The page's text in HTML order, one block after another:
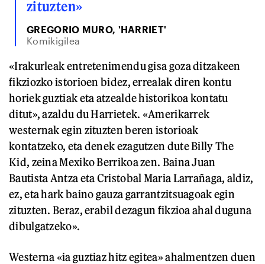
zituzten»
GREGORIO MURO, 'HARRIET'
Komikigilea
«Irakurleak entretenimendu gisa goza ditzakeen
fikziozko istorioen bidez, errealak diren kontu
horiek guztiak eta atzealde historikoa kontatu
ditut», azaldu du Harrietek. «Amerikarrek
westernak egin zituzten beren istorioak
kontatzeko, eta denek ezagutzen dute Billy The
Kid, zeina Mexiko Berrikoa zen. Baina Juan
Bautista Antza eta Cristobal Maria Larrañaga, aldiz,
ez, eta hark baino gauza garrantzitsuagoak egin
zituzten. Beraz, erabil dezagun fikzioa ahal duguna
dibulgatzeko».
Westerna «ia guztiaz hitz egitea» ahalmentzen duen